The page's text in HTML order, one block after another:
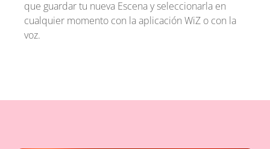
que guardar tu nueva Escena y seleccionarla en
cualquier momento con la aplicación WiZ o con la
voz.